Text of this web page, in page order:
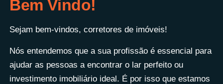
Bem Vindo!
Sejam bem-vindos, corretores de imóveis!
Nós entendemos que a sua profissão é essencial para
ajudar as pessoas a encontrar o lar perfeito ou
investimento imobiliário ideal. É por isso que estamos